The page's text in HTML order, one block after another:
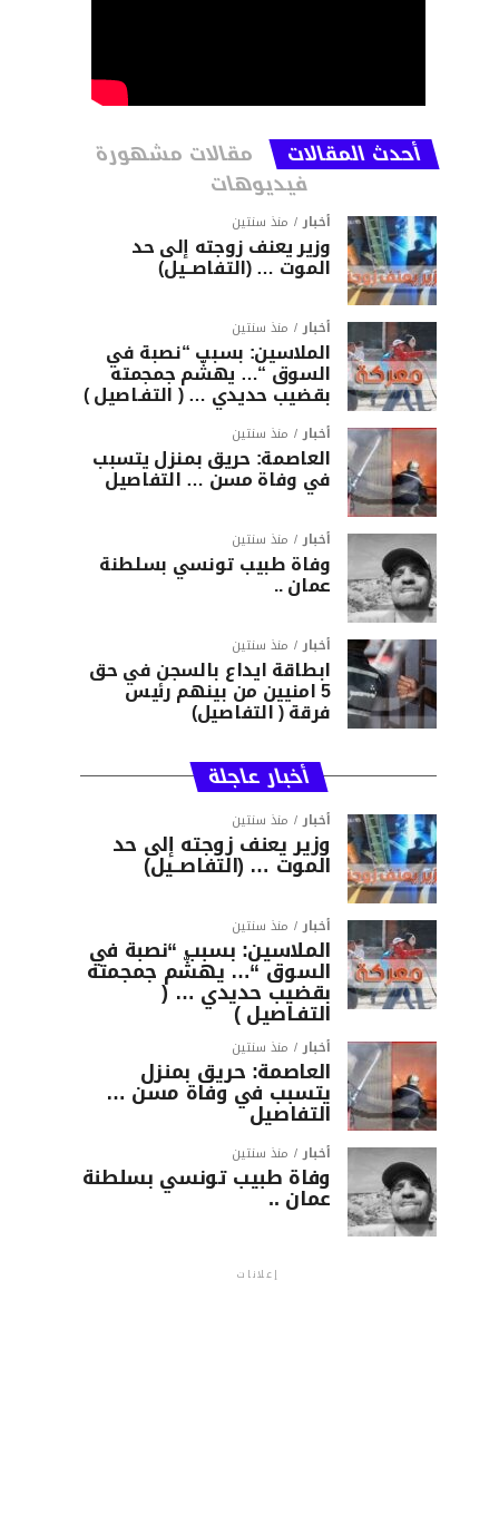
أحدث المقالات مقالات مشهورة
فيديوهات
أخبار منذ سنتين
وزير يعنف زوجته إلى حد
الموت … (التفاصــيل)
أخبار منذ سنتين
الملاسين: بسبب “نصبة في
السوق “… يهشّم جمجمته
بقضيب حديدي … ( التفـاصيل )
أخبار منذ سنتين
العاصمة: حريق بمنزل يتسبب
في وفاة مسن … التفاصيل
أخبار منذ سنتين
وفاة طبيب تونسي بسلطنة
عمان ..
أخبار منذ سنتين
ابطاقة ايداع بالسجن في حق
5 امنيين من بينهم رئيس
فرقة ( التفاصيل)
أخبار عاجلة
أخبار منذ سنتين
وزير يعنف زوجته إلى حد
الموت … (التفاصــيل)
أخبار منذ سنتين
الملاسين: بسبب “نصبة في
السوق “… يهشّم جمجمته
بقضيب حديدي … (
التفـاصيل )
أخبار منذ سنتين
العاصمة: حريق بمنزل
يتسبب في وفاة مسن …
التفاصيل
أخبار منذ سنتين
وفاة طبيب تونسي بسلطنة
عمان ..
إعلانات